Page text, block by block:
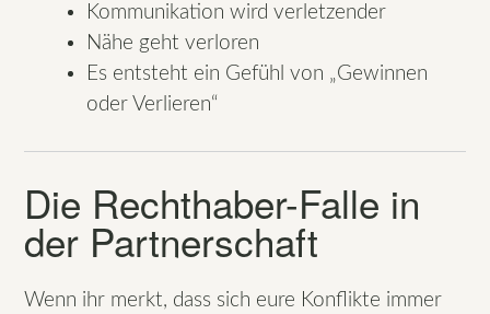
Kommunikation wird verletzender
Nähe geht verloren
Es entsteht ein Gefühl von „Gewinnen
oder Verlieren“
Die Rechthaber-Falle in
der Partnerschaft
Wenn ihr merkt, dass sich eure Konflikte immer